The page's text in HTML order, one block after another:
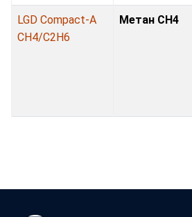
LGD Compact-A
CH4/C2H6
Метан CH4